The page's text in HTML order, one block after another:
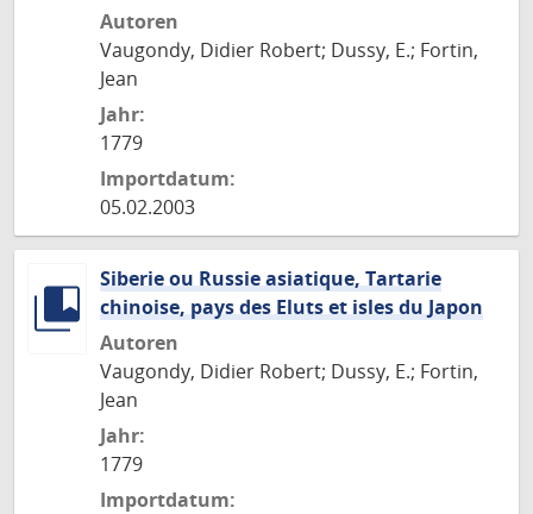
Autoren
Vaugondy, Didier Robert; Dussy, E.; Fortin,
Jean
Jahr:
1779
Importdatum:
05.02.2003
Siberie ou Russie asiatique, Tartarie
chinoise, pays des Eluts et isles du Japon
Autoren
Vaugondy, Didier Robert; Dussy, E.; Fortin,
Jean
Jahr:
1779
Importdatum: